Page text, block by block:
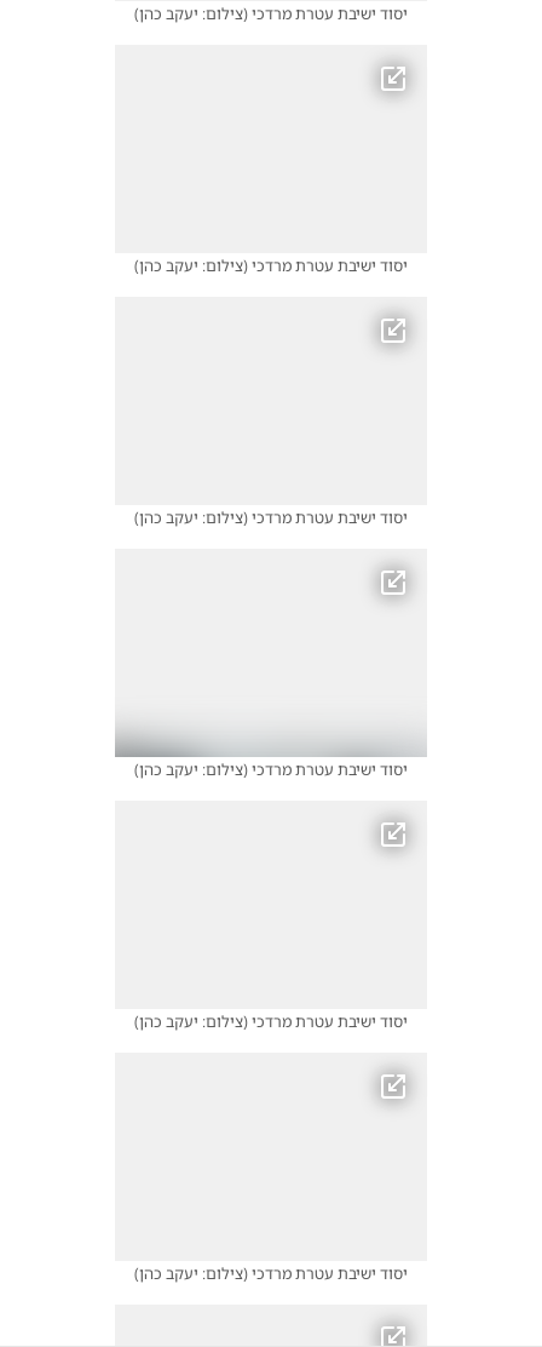
יסוד ישיבת עטרת מרדכי(צילום: יעקב כהן)
יסוד ישיבת עטרת מרדכי(צילום: יעקב כהן)
יסוד ישיבת עטרת מרדכי(צילום: יעקב כהן)
יסוד ישיבת עטרת מרדכי(צילום: יעקב כהן)
יסוד ישיבת עטרת מרדכי(צילום: יעקב כהן)
יסוד ישיבת עטרת מרדכי(צילום: יעקב כהן)